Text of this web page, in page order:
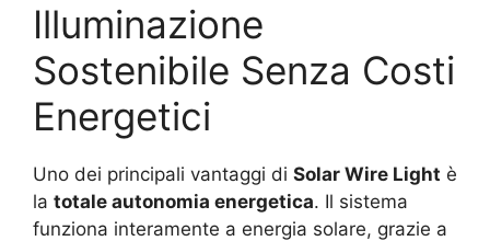
Illuminazione
Sostenibile Senza Costi
Energetici
Uno dei principali vantaggi di Solar Wire Light è
la totale autonomia energetica. Il sistema
funziona interamente a energia solare, grazie a